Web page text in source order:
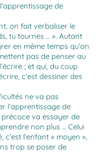
de
on fait verbaliser le
tu tournes … ». Autant
en même temps qu’on
pas de penser au
; et qui, du coup
c’est dessiner des
ne va pas
l’apprentissage de
précoce va essayer de
non plus … Celui
l’enfant « moyen »,
trop se poser de